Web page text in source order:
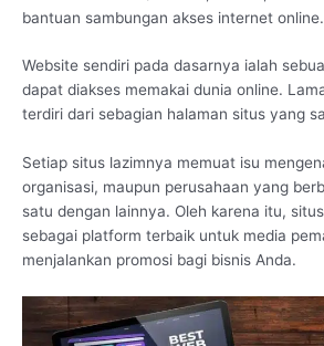
bantuan sambungan akses internet online.
Website sendiri pada dasarnya ialah
dapat diakses memakai dunia online.
terdiri dari sebagian halaman situs yang
Setiap situs lazimnya memuat isu
organisasi, maupun perusahaan yang
satu dengan lainnya. Oleh karena itu,
sebagai platform terbaik untuk media
menjalankan promosi bagi bisnis Anda.